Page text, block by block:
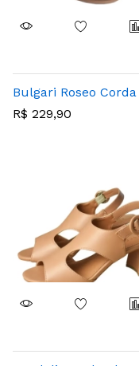
Bulgari Roseo Corda
R$ 229,90